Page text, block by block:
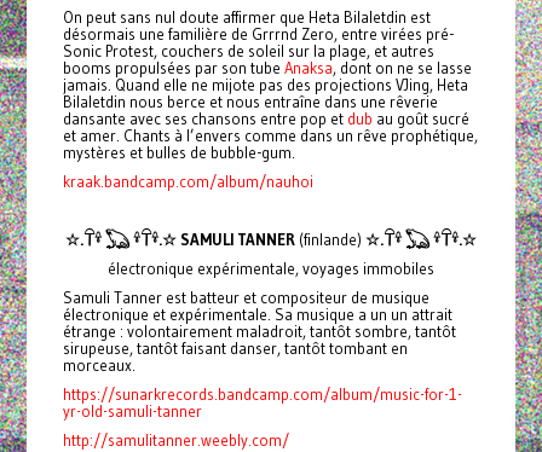
On peut sans nul doute affirmer que Heta Bilaletdin est
désormais une familière de Grrrnd Zero, entre virées pré-
Sonic Protest, couchers de soleil sur la plage, et autres
booms propulsées par son tube Anaksa, dont on ne se lasse
jamais. Quand elle ne mijote pas des projections VJing, Heta
Bilaletdin nous berce et nous entraîne dans une rêverie
dansante avec ses chansons entre pop et dub au goût sucré
et amer. Chants à l’envers comme dans un rêve prophétique,
mystères et bulles de bubble-gum.
kraak.bandcamp.com/album/nauhoi
☆.𓋼𓍊 𓆏 𓍊𓋼𓍊.☆ SAMULI TANNER (finlande) ☆.𓋼𓍊 𓆏 𓍊𓋼𓍊.☆
électronique expérimentale, voyages immobiles
Samuli Tanner est batteur et compositeur de musique
électronique et expérimentale. Sa musique a un un attrait
étrange : volontairement maladroit, tantôt sombre, tantôt
sirupeuse, tantôt faisant danser, tantôt tombant en
morceaux.
https://sunarkrecords.bandcamp.com/album/music-for-1-
yr-old-samuli-tanner
http://samulitanner.weebly.com/